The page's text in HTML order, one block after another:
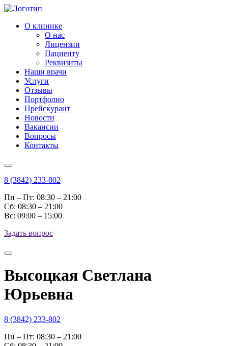
О клинике
О нас
Лицензии
Пациенту
Реквизиты
Наши врачи
Услуги
Отзывы
Портфолио
Прейскурант
Новости
Вакансии
Вопросы
Контакты
8 (3842) 233-802
Пн – Пт: 08:30 – 21:00
Cб: 08:30 – 21:00
Вс: 09:00 – 15:00
Задать вопрос
Высоцкая Светлана
Юрьевна
8 (3842) 233-802
Пн – Пт: 08:30 – 21:00